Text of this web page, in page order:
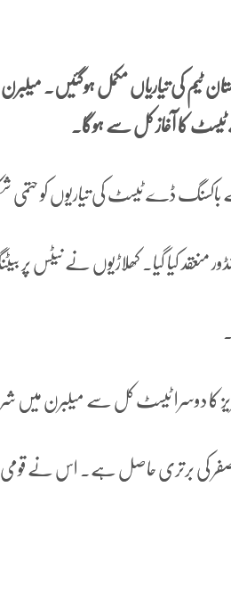
ٹیم کی تیاریاں مکمل ہوگئیں۔
کا آغاز کل سے ہوگا۔
باکسنگ ڈے ٹیسٹ کی تیاریوں کو
کیا گیا۔ کھلاڑیوں نے نیٹس پر
کا دوسرا ٹیسٹ کل سے میلبرن میں
صفر کی برتری حاصل ہے۔ اس نے قومی